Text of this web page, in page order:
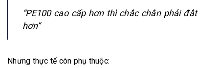
“PE100 cao cấp hơn thì chắc chắn phải đắt
hơn”
Nhưng thực tế còn phụ thuộc: